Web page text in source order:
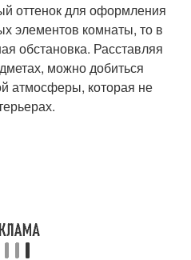
оттенок для оформления
элементов комнаты, то в
обстановка. Расставляя
можно добиться
атмосферы, которая не